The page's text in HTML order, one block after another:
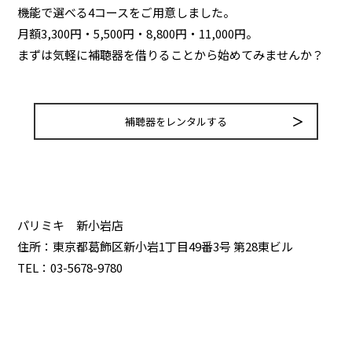
機能で選べる4コースをご用意しました。
月額3,300円・5,500円・8,800円・11,000円。
まずは気軽に補聴器を借りることから始めてみませんか？
補聴器をレンタルする
パリミキ 新小岩店
住所：東京都葛飾区新小岩1丁目49番3号 第28東ビル
TEL：03-5678-9780